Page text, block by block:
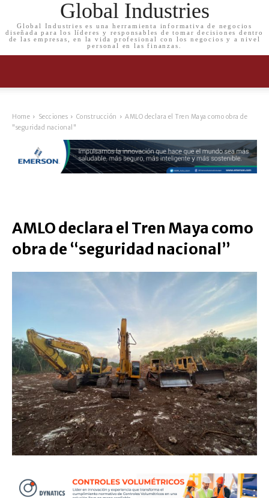
Global Industries
Global Industries es una herramienta informativa de negocios
diseñada para los líderes y responsables de tomar decisiones dentro
de las empresas, en la vida profesional con los negocios y a nivel
personal en las finanzas.
Home Secciones Construcción
AMLO declara el Tren Maya como obra de
"seguridad nacional"
AMLO declara el Tren Maya como
obra de “seguridad nacional”